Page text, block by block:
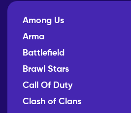
Among Us
Arma
Battlefield
Brawl Stars
Call Of Duty
Clash of Clans